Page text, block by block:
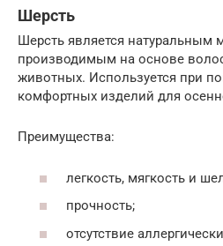
Шерсть
Шерсть является натуральным
производимым на основе
животных. Используется при
комфортных изделий для
Преимущества:
легкость, мягкость и
прочность;
отсутствие